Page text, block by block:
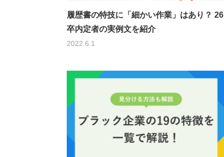
履歴書の特技に「細かい作業」はあり？ 26
卒内定者の実例文を紹介
2022.6.1